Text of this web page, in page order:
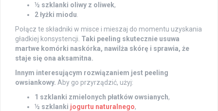
½ szklanki oliwy z oliwek,
2 łyżki miodu
Połącz te składniki w misce i mieszaj do momentu uzyskania
gładkiej konsystencji. Taki peeling skutecznie usuwa
martwe komórki naskórka, nawilża skórę i sprawia, że
staje się ona aksamitna.
Innym interesującym rozwiązaniem jest peeling
owsiankowy. Aby go przyrządzić, użyj:
1 szklanki zmielonych płatków owsianych,
½ szklanki jogurtu naturalnego,